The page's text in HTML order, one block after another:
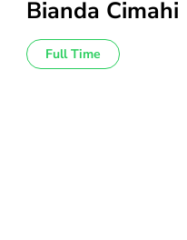
Bianda Cimahi
Full Time